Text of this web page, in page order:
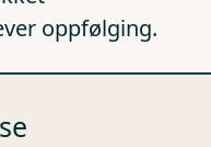
oppfølging.